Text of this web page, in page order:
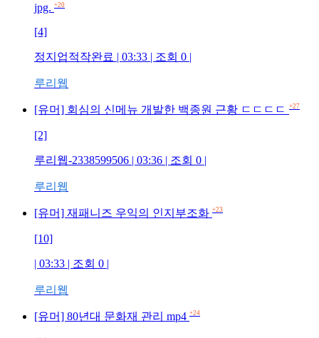
jpg. +20
[4]
정지업적작완료 | 03:33 | 조회 0 |
루리웹
[유머] 회심의 신메뉴 개발한 백종원 근황 ㄷㄷㄷㄷ +27
[2]
루리웹-2338599506 | 03:36 | 조회 0 |
루리웹
[유머] 재패니즈 우익의 인지부조화 +23
[10]
| 03:33 | 조회 0 |
루리웹
[유머] 80년대 문화재 관리 mp4 +24